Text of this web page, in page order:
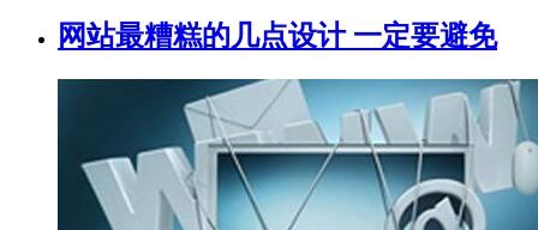
网站最糟糕的几点设计 一定要避免